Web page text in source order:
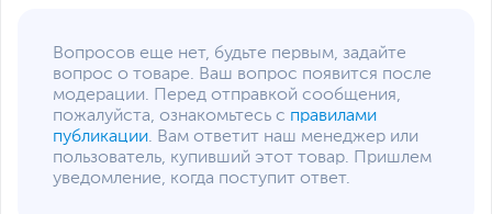
Срок гарантии (мес.)
Ссылка на сайт
производителя
www.lenovo.com
Если вы заметили ошибку или неточность в описании товара,
пожалуйста, выделите текст с ошибкой и нажмите Ctrl+Enter.
Xарактеристики, комплект поставки и внешний вид данного товара
могут отличаться от указанных или могут быть изменены
Вопросов еще нет, будьте первым, задайте
вопрос о товаре. Ваш вопрос появится после
модерации. Перед отправкой сообщения,
пожалуйста, ознакомьтесь с правилами
публикации. Вам ответит наш менеджер или
пользователь, купивший этот товар. Пришлем
уведомление, когда поступит ответ.